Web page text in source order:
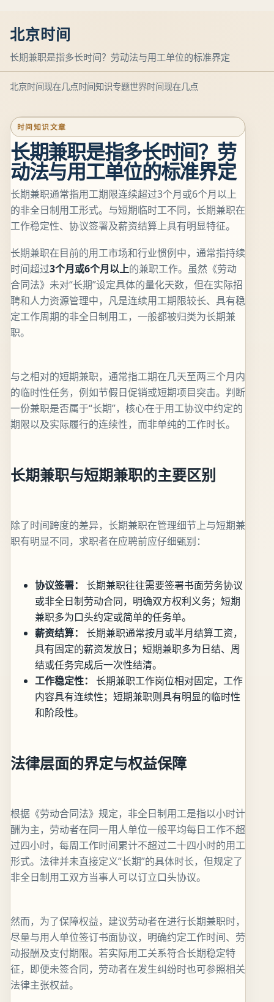
北京时间
长期兼职是指多长时间？劳动法与用工单位的标准界定
北京时间现在几点时间知识专题世界时间现在几点
时间知识文章
长期兼职是指多长时间？劳
动法与用工单位的标准界定
长期兼职通常指用工期限连续超过3个月或6个月以上
的非全日制用工形式。与短期临时工不同，长期兼职在
工作稳定性、协议签署及薪资结算上具有明显特征。
长期兼职在目前的用工市场和行业惯例中，通常指持续
时间超过3个月或6个月以上的兼职工作。虽然《劳动
合同法》未对“长期”设定具体的量化天数，但在实际招
聘和人力资源管理中，凡是连续用工期限较长、具有稳
定工作周期的非全日制用工，一般都被归类为长期兼
职。
与之相对的短期兼职，通常指工期在几天至两三个月内
的临时性任务，例如节假日促销或短期项目突击。判断
一份兼职是否属于“长期”，核心在于用工协议中约定的
期限以及实际履行的连续性，而非单纯的工作时长。
长期兼职与短期兼职的主要区别
除了时间跨度的差异，长期兼职在管理细节上与短期兼
职有明显不同，求职者在应聘前应仔细甄别：
协议签署：
长期兼职往往需要签署书面劳务协议
或非全日制劳动合同，明确双方权利义务；短期
兼职多为口头约定或简单的任务单。
薪资结算：
长期兼职通常按月或半月结算工资，
具有固定的薪资发放日；短期兼职多为日结、周
结或任务完成后一次性结清。
工作稳定性：
长期兼职工作岗位相对固定，工作
内容具有连续性；短期兼职则具有明显的临时性
和阶段性。
法律层面的界定与权益保障
根据《劳动合同法》规定，非全日制用工是指以小时计
酬为主，劳动者在同一用人单位一般平均每日工作不超
过四小时，每周工作时间累计不超过二十四小时的用工
形式。法律并未直接定义“长期”的具体时长，但规定了
非全日制用工双方当事人可以订立口头协议。
然而，为了保障权益，建议劳动者在进行长期兼职时，
尽量与用人单位签订书面协议，明确约定工作时间、劳
动报酬及支付期限。若实际用工关系符合长期稳定特
征，即便未签合同，劳动者在发生纠纷时也可参照相关
法律主张权益。